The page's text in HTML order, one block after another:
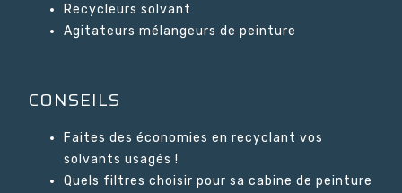
Recycleurs solvant
Agitateurs mélangeurs de peinture
CONSEILS
Faites des économies en recyclant vos
solvants usagés !
Quels filtres choisir pour sa cabine de peinture